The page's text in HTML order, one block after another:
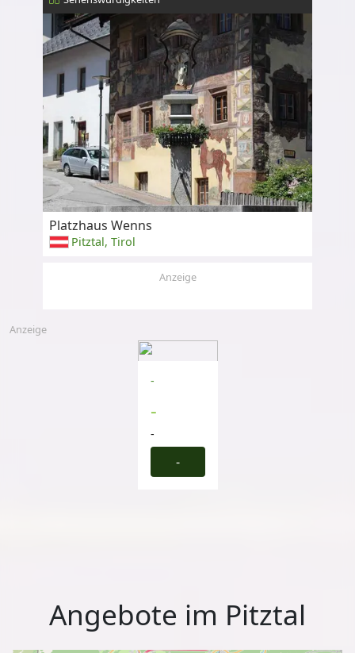
Platzhaus Wenns
Pitztal, Tirol
Anzeige
Anzeige
-
-
-
-
Angebote im Pitztal